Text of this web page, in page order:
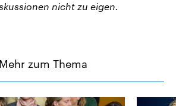
nicht zu eigen.
Mehr zum Thema